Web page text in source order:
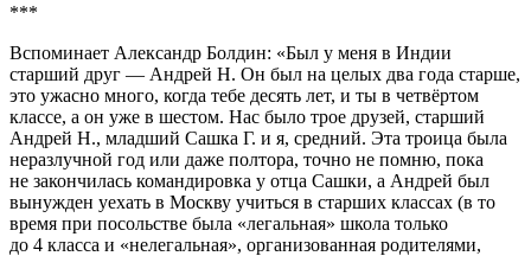
***
Вспоминает Александр Болдин: «Был у меня в Индии
старший друг — Андрей Н. Он был на целых два года старше,
это ужасно много, когда тебе десять лет, и ты в четвёртом
классе, а он уже в шестом. Нас было трое друзей, старший
Андрей Н., младший Сашка Г. и я, средний. Эта троица была
неразлучной год или даже полтора, точно не помню, пока
не закончилась командировка у отца Сашки, а Андрей был
вынужден уехать в Москву учиться в старших классах (в то
время при посольстве была «легальная» школа только
до 4 класса и «нелегальная», организованная родителями,